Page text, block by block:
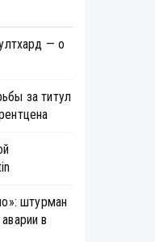
— о
за титул
штурман
в